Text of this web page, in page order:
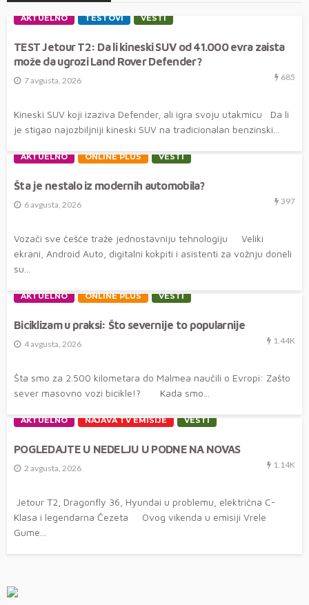
AKTUELNO TESTOVI VESTI
TEST Jetour T2: Da li kineski SUV od 41.000 evra zaista
može da ugrozi Land Rover Defender?
7 avgusta, 2026 685
Kineski SUV koji izaziva Defender, ali igra svoju utakmicu Da li
je stigao najozbiljniji kineski SUV na tradicionalan benzinski...
AKTUELNO ONLINE PLUS VESTI
Šta je nestalo iz modernih automobila?
6 avgusta, 2026 397
Vozači sve češće traže jednostavniju tehnologiju Veliki
ekrani, Android Auto, digitalni kokpiti i asistenti za vožnju doneli
su...
AKTUELNO ONLINE PLUS VESTI
Biciklizam u praksi: Što severnije to popularnije
4 avgusta, 2026 1.44K
Šta smo za 2.500 kilometara do Malmea naučili o Evropi: Zašto
sever masovno vozi bicikle!? Kada smo...
AKTUELNO NAJAVA TV EMISIJE VESTI
POGLEDAJTE U NEDELJU U PODNE NA NOVAS
2 avgusta, 2026 1.14K
Jetour T2, Dragonfly 36, Hyundai u problemu, električna C-
Klasa i legendarna Čezeta Ovog vikenda u emisiji Vrele
Gume...